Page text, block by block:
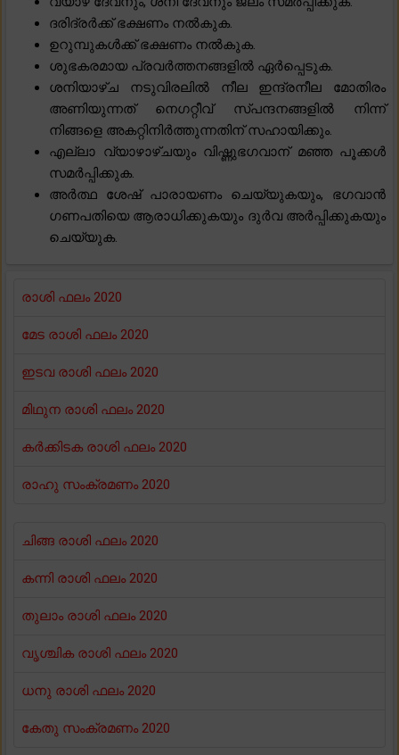
ദരിദ്രർക്ക് ഭക്ഷണം നൽകുക.
ഉറുമ്പുകൾക്ക് ഭക്ഷണം നൽകുക.
ശുഭകരമായ പ്രവർത്തനങ്ങളിൽ ഏർപ്പെടുക.
ശനിയാഴ്ച നടുവിരലിൽ നീല ഇന്ദ്രനീല മോതിരം
അണിയുന്നത് നെഗറ്റീവ് സ്പന്ദനങ്ങളിൽ നിന്ന്
നിങ്ങളെ അകറ്റിനിർത്തുന്നതിന് സഹായിക്കും.
എല്ലാ വ്യാഴാഴ്ചയും വിഷ്ണുഭഗവാന് മഞ്ഞ പൂക്കൾ
സമർപ്പിക്കുക.
അർത്ഥ ശേഷ് പാരായണം ചെയ്യുകയും, ഭഗവാൻ
ഗണപതിയെ ആരാധിക്കുകയും ദുർവ അർപ്പിക്കുകയും
ചെയ്യുക.
രാശി ഫലം 2020
മേട രാശി ഫലം 2020
ഇടവ രാശി ഫലം 2020
മിഥുന രാശി ഫലം 2020
കർക്കിടക രാശി ഫലം 2020
രാഹു സംക്രമണം 2020
ചിങ്ങ രാശി ഫലം 2020
കന്നി രാശി ഫലം 2020
തുലാം രാശി ഫലം 2020
വൃശ്ചിക രാശി ഫലം 2020
ധനു രാശി ഫലം 2020
കേതു സംക്രമണം 2020